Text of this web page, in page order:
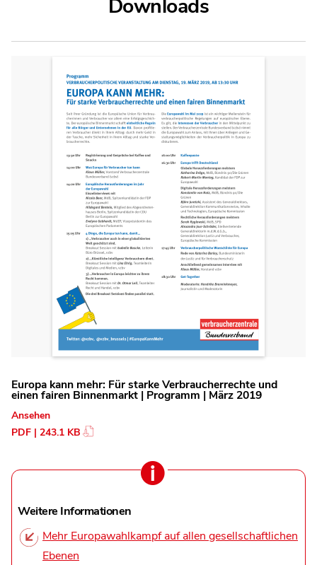
Downloads
Europa kann mehr: Für starke Verbraucherrechte und
einen fairen Binnenmarkt | Programm | März 2019
Ansehen
PDF | 243.1 KB
Weitere Informationen
Mehr Europawahlkampf auf allen gesellschaftlichen
Ebenen